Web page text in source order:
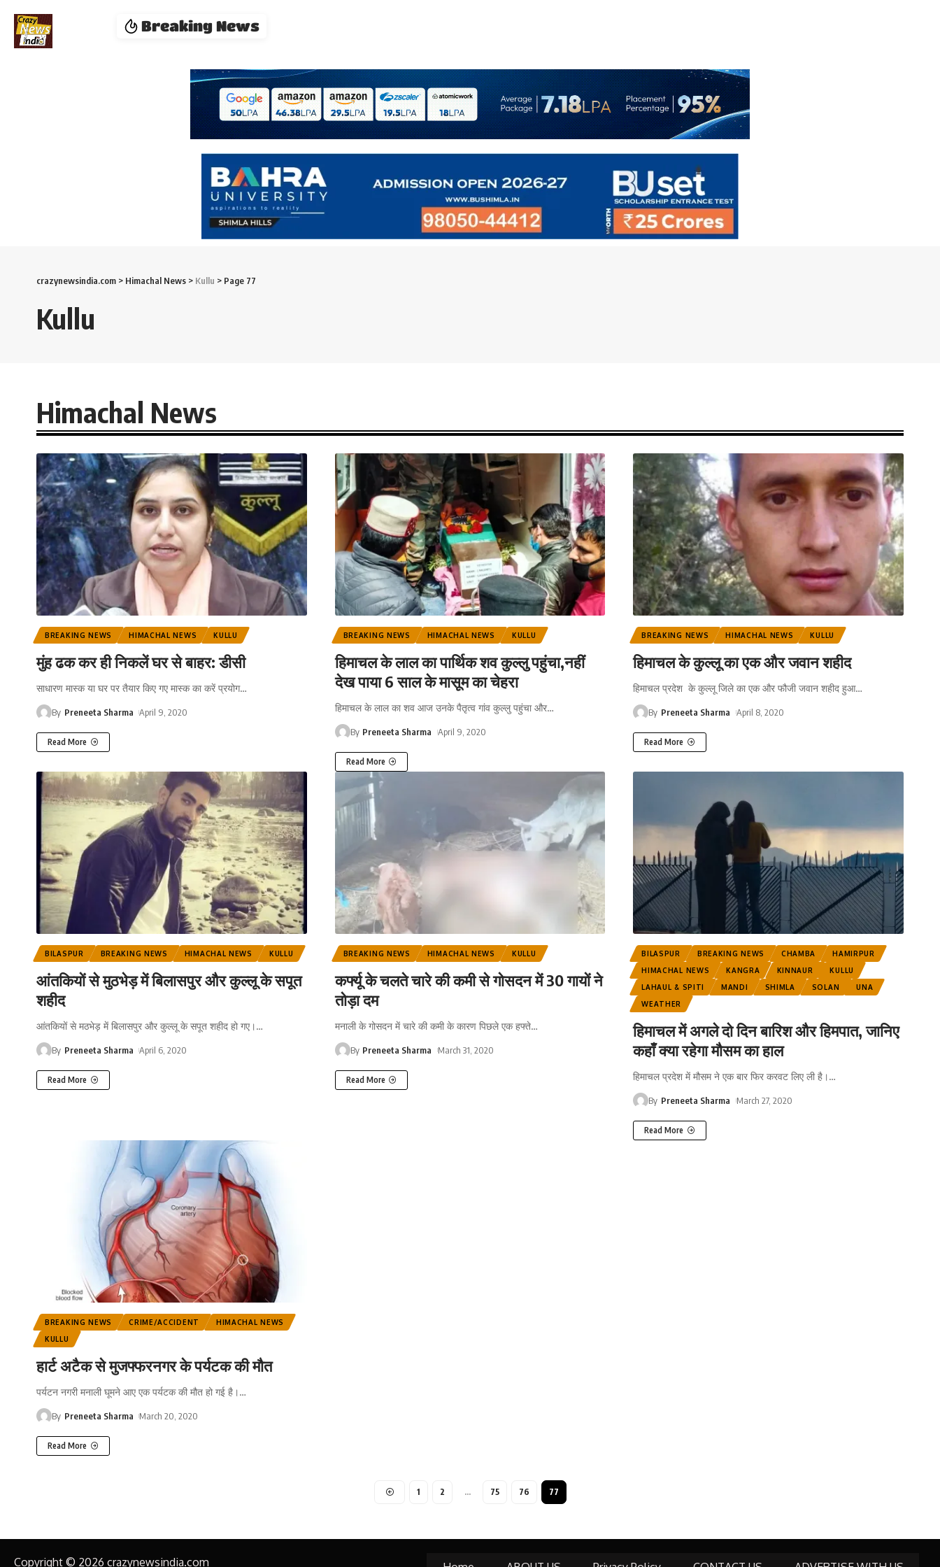
Breaking News
crazynewsindia.com > Himachal News > Kullu > Page 77
Kullu
Himachal News
BREAKING NEWS HIMACHAL NEWS KULLU
मुंह ढक कर ही निकलें घर से बाहर: डीसी
साधारण मास्क या घर पर तैयार किए गए मास्क का करें प्रयोग…
By Preneeta Sharma April 9, 2020
Read More
BREAKING NEWS HIMACHAL NEWS KULLU
हिमाचल के लाल का पार्थिक शव कुल्लु पहुंचा,नहीं
देख पाया 6 साल के मासूम का चेहरा
हिमाचल के लाल का शव आज उनके पैतृत्व गांव कुल्लु पहुंचा और…
By Preneeta Sharma April 9, 2020
Read More
BREAKING NEWS HIMACHAL NEWS KULLU
हिमाचल के कुल्लू का एक और जवान शहीद
हिमाचल प्रदेश के कुल्लू जिले का एक और फौजी जवान शहीद हुआ…
By Preneeta Sharma April 8, 2020
Read More
BILASPUR BREAKING NEWS HIMACHAL NEWS KULLU
आंतकियों से मुठभेड़ में बिलासपुर और कुल्लू के सपूत
शहीद
आंतकियों से मठभेड़ में बिलासपुर और कुल्लू के सपूत शहीद हो गए। …
By Preneeta Sharma April 6, 2020
Read More
BREAKING NEWS HIMACHAL NEWS KULLU
कर्फ्यू के चलते चारे की कमी से गोसदन में 30 गायों ने
तोड़ा दम
मनाली के गोसदन में चारे की कमी के कारण पिछले एक हफ्ते…
By Preneeta Sharma March 31, 2020
Read More
BILASPUR BREAKING NEWS CHAMBA
HAMIRPUR
HIMACHAL NEWS
KANGRA KINNAUR
KULLU
LAHAUL & SPITI
MANDI SHIMLA SOLAN
UNA
WEATHER
हिमाचल में अगले दो दिन बारिश और हिमपात, जानिए
कहाँ क्या रहेगा मौसम का हाल
हिमाचल प्रदेश में मौसम ने एक बार फिर करवट लिए ली है। …
By Preneeta Sharma March 27, 2020
Read More
BREAKING NEWS CRIME/ACCIDENT
HIMACHAL NEWS
KULLU
हार्ट अटैक से मुजफ्फरनगर के पर्यटक की मौत
पर्यटन नगरी मनाली घूमने आए एक पर्यटक की मौत हो गई है। …
By Preneeta Sharma March 20, 2020
Read More
1 2 … 75 76 77
Copyright © 2026 crazynewsindia.com